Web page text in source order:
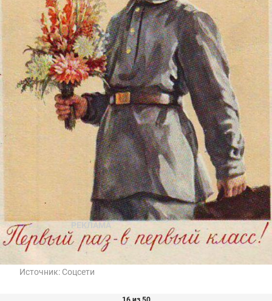
Источник: Соцсети